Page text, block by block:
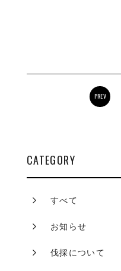
PREV
CATEGORY
すべて
お知らせ
伐採について